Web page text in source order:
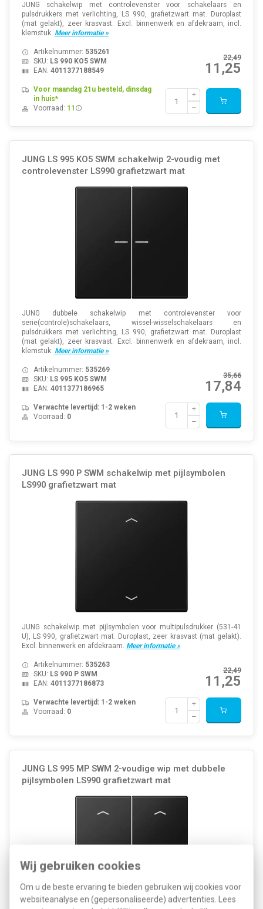
Wij gebruiken cookies
Om u de beste ervaring te bieden gebruiken wij cookies voor
websiteanalyse en (gepersonaliseerde) advertenties. Lees
JUNG schakelwip met controlevenster voor schakelaars en
pulsdrukkers met verlichting, LS 990, grafietzwart mat. Duroplast
(mat gelakt), zeer krasvast. Excl. binnenwerk en afdekraam, incl.
klemstuk. Meer informatie »
22,49
11,25
Artikelnummer: 535261
SKU: LS 990 KO5 SWM
EAN: 4011377188549
Voor maandag 21u besteld, dinsdag
in huis*
Voorraad: 11
JUNG LS 995 KO5 SWM schakelwip 2-voudig met
controlevenster LS990 grafietzwart mat
JUNG dubbele schakelwip met controlevenster voor
serie(controle)schakelaars, wissel-wisselschakelaars en
pulsdrukkers met verlichting, LS 990, grafietzwart mat. Duroplast
(mat gelakt), zeer krasvast. Excl. binnenwerk en afdekraam, incl.
klemstuk. Meer informatie »
35,66
17,84
Artikelnummer: 535269
SKU: LS 995 KO5 SWM
EAN: 4011377186965
Verwachte levertijd: 1-2 weken
Voorraad: 0
JUNG LS 990 P SWM schakelwip met pijlsymbolen
LS990 grafietzwart mat
JUNG schakelwip met pijlsymbolen voor multipulsdrukker (531-41
U), LS 990, grafietzwart mat. Duroplast, zeer krasvast (mat gelakt).
Excl. binnenwerk en afdekraam. Meer informatie »
22,49
11,25
Artikelnummer: 535263
SKU: LS 990 P SWM
EAN: 4011377186873
Verwachte levertijd: 1-2 weken
Voorraad: 0
JUNG LS 995 MP SWM 2-voudige wip met dubbele
pijlsymbolen LS990 grafietzwart mat